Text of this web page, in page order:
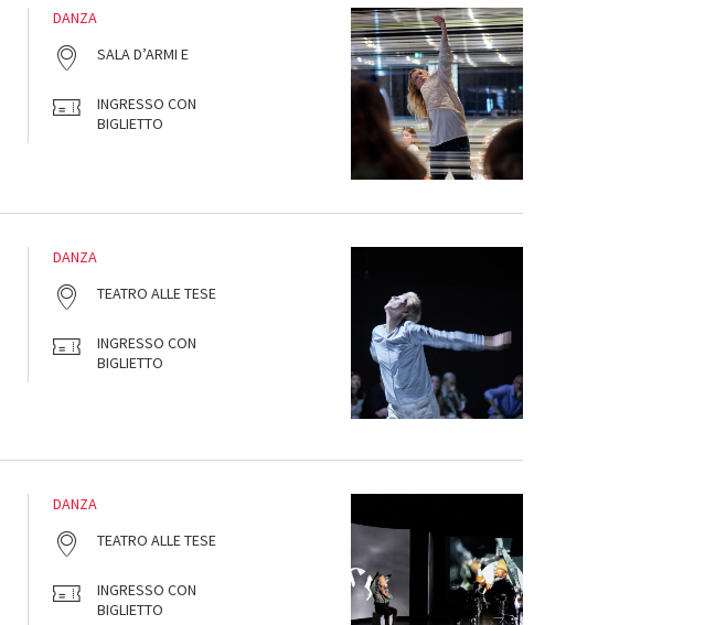
DANZA
SALA D’ARMI E
INGRESSO CON
BIGLIETTO
DANZA
TEATRO ALLE TESE
INGRESSO CON
BIGLIETTO
DANZA
TEATRO ALLE TESE
INGRESSO CON
BIGLIETTO